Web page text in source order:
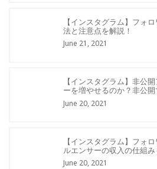
【インスタグラム】フォ
法と注意点を解説！
June 21, 2021
【インスタグラム】非公
ーを増やせるのか？非公
June 20, 2021
【インスタグラム】フォ
ルエンサーの収入の仕組み
June 20, 2021